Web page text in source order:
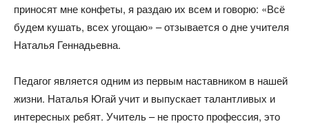
приносят мне конфеты, я раздаю их всем и говорю: «Всё
будем кушать, всех угощаю» – отзывается о дне учителя
Наталья Геннадьевна.
Педагог является одним из первым наставником в нашей
жизни. Наталья Югай учит и выпускает талантливых и
интересных ребят. Учитель – не просто профессия, это